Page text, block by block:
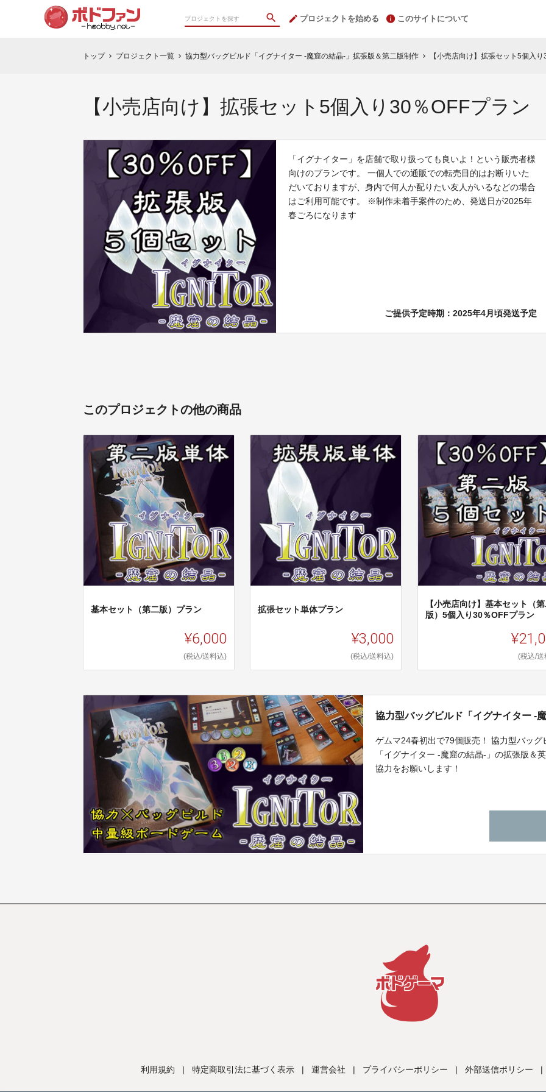
プロジェクトを始める このサイトについて
トップ chevron_right プロジェクト一覧 chevron_right 協力型バッグビルド「イグナイター -魔窟の結晶-」拡張版＆第二版制作 chevron_right 【小売店向け】拡張セット5個入
【小売店向け】拡張セット5個入り30％OFFプラン
「イグナイター」を店舗で取り扱っても良いよ！という販売者様
向けのプランです。 一個人での通販での転売目的はお断りいた
だいておりますが、身内で何人か配りたい友人がいるなどの場合
はご利用可能です。 ※制作未着手案件のため、発送日が2025年
春ごろになります
ご提供予定時期：2025年4月頃発送予定
このプロジェクトの他の商品
基本セット（第二版）プラン
¥6,000
(税込/送料込)
拡張セット単体プラン
¥3,000
(税込/送料込)
【小売店向け】基本セット（
版）5個入り30％OFFプラン
(税込/送
協力型バッグビルド「イグナイター -
ゲムマ24春初出で79個販売！ 協力型バッ
「イグナイター -魔窟の結晶-」の拡張版＆
協力をお願いします！
利用規約 | 特定商取引法に基づく表示 | 運営会社 | プライバシーポリシー | 外部送信ポリシー |